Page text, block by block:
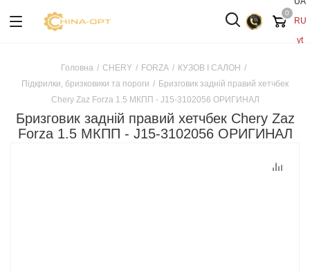
RU
yt
0
Головна / CHERY / FORZA / КУЗОВ І САЛОН /
Підкрилки, бризковики та пороги / Бризговик задній правий хетчбек
Chery Zaz Forza 1.5 МКПП - J15-3102056 ОРИГИНАЛ
Бризговик задній правий хетчбек Chery Zaz
Forza 1.5 МКПП - J15-3102056 ОРИГИНАЛ